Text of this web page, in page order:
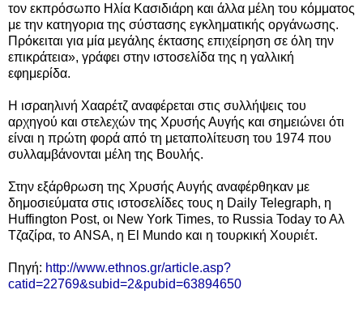
τον εκπρόσωπο Ηλία Κασιδιάρη και άλλα μέλη του κόμματος
με την κατηγορια της σύστασης εγκληματικής οργάνωσης.
Πρόκειται για μία μεγάλης έκτασης επιχείρηση σε όλη την
επικράτεια», γράφει στην ιστοσελίδα της η γαλλική
εφημερίδα.
Η ισραηλινή Χααρέτζ αναφέρεται στις συλλήψεις του
αρχηγού και στελεχών της Χρυσής Αυγής και σημειώνει ότι
είναι η πρώτη φορά από τη μεταπολίτευση του 1974 που
συλλαμβάνονται μέλη της Βουλής.
Στην εξάρθρωση της Χρυσής Αυγής αναφέρθηκαν με
δημοσιεύματα στις ιστοσελίδες τους η Daily Telegraph, η
Huffington Post, οι New York Times, το Russia Today το Αλ
Τζαζίρα, το ANSA, η El Mundo και η τουρκική Χουριέτ.
Πηγή: http://www.ethnos.gr/article.asp?
catid=22769&subid=2&pubid=63894650